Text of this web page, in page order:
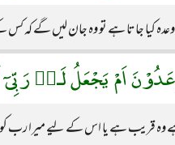
جاتا ہے تو وہ جان لیں گے کہ کس کے
اَمْ يَجْعَلُ لَـهٝ رَبِّىٓ
ہے وہ قریب ہے یا اس کے لیے میرا رب